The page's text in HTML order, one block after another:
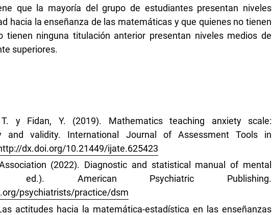
que la mayoría del grupo de estudiantes presentan niveles
hacia la enseñanza de las matemáticas y que quienes no tienen
tienen ninguna titulación anterior presentan niveles medios de
superiores.
T. y Fidan, Y. (2019). Mathematics teaching anxiety scale:
and validity. International Journal of Assessment Tools in
dx.doi.org/10.21449/ijate.625423
(2022). Diagnostic and statistical manual of mental
ed.). American Psychiatric Publishing.
psychiatrists/practice/dsm
actitudes hacia la matemática-estadística en las enseñanzas